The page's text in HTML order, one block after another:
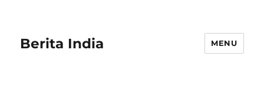
Berita India MENU